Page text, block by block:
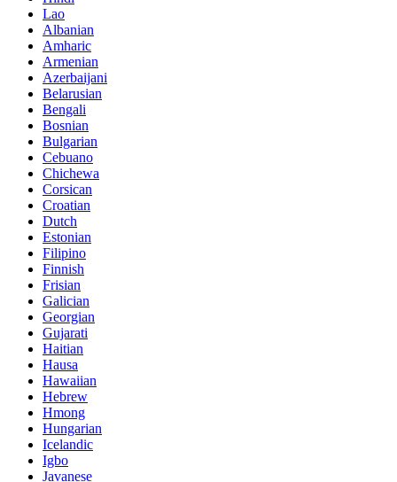
Lao
Albanian
Amharic
Armenian
Azerbaijani
Belarusian
Bengali
Bosnian
Bulgarian
Cebuano
Chichewa
Corsican
Croatian
Dutch
Estonian
Filipino
Finnish
Frisian
Galician
Georgian
Gujarati
Haitian
Hausa
Hawaiian
Hebrew
Hmong
Hungarian
Icelandic
Igbo
Javanese